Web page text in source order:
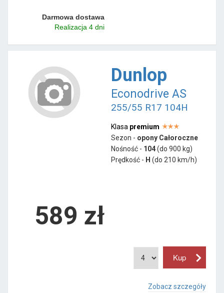
Darmowa dostawa
Realizacja 4 dni
Dunlop
Econodrive AS
255/55 R17 104H
Klasa premium
Sezon - opony Całoroczne
Nośność - 104(do 900 kg)
Prędkość - H (do 210 km/h)
589 zł
Zobacz szczegóły